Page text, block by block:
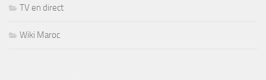
TV en direct
Wiki Maroc